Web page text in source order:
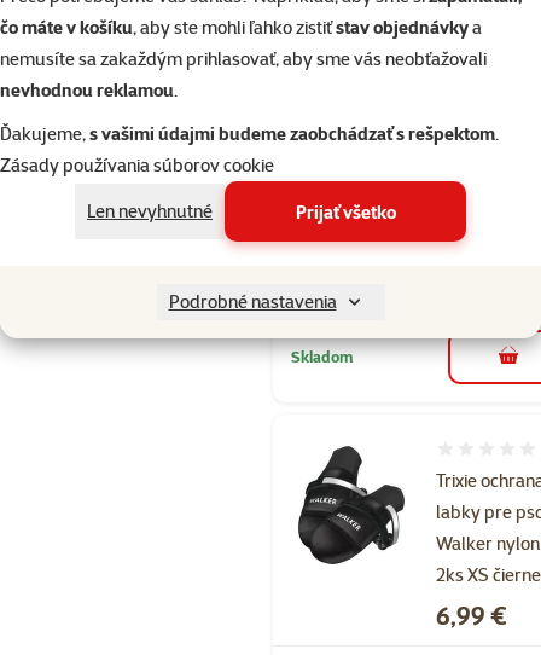
čo máte v košíku, aby ste mohli ľahko zistiťstav objednávkya
nemusíte sa zakaždým prihlasovať, aby sme vás neobťažovali
nevhodnou reklamou.
Ďakujeme,s vašimi údajmi budeme zaobchádzať s rešpektom.
Zásady používania súborov cookie
Len nevyhnutné
Prijať všetko
Podrobné nastavenia
Skladom
Trixie
labky pre
2ks XXL
Hodnotenie
Skladom do
Trixie
labky pre
Walker nylon
2ks XS čierne
Cena
6,99 €